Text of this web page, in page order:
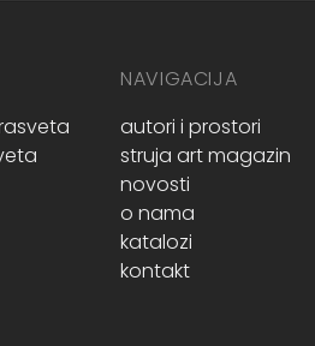
NAVIGACIJA
autori i prostori
struja art magazin
novosti
o nama
katalozi
kontakt